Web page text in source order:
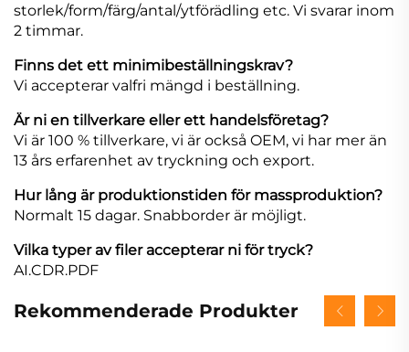
storlek/form/färg/antal/ytförädling etc. Vi svarar inom
2 timmar.
Finns det ett minimibeställningskrav?
Vi accepterar valfri mängd i beställning.
Är ni en tillverkare eller ett handelsföretag?
Vi är 100 % tillverkare, vi är också OEM, vi har mer än
13 års erfarenhet av tryckning och export.
Hur lång är produktionstiden för massproduktion?
Normalt 15 dagar. Snabborder är möjligt.
Vilka typer av filer accepterar ni för tryck?
AI.CDR.PDF
Rekommenderade Produkter